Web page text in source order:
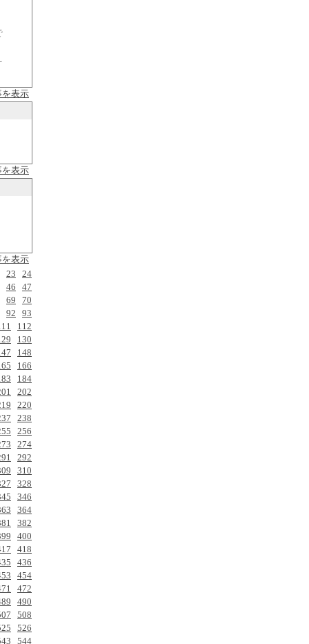
を表示
を表示
を表示
23
24
46
47
69
70
92
93
112
130
148
166
184
202
220
238
256
274
292
310
328
346
364
382
400
418
436
454
472
490
508
526
544